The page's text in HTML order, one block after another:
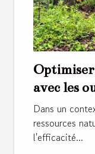
avec les
modernes
Dans un
ressources
l'efficacité...